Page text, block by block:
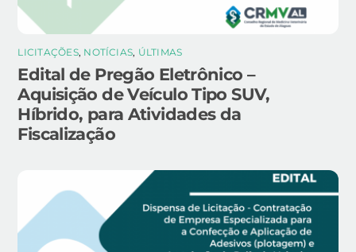
LICITAÇÕES, NOTÍCIAS, ÚLTIMAS
Edital de Pregão Eletrônico –
Aquisição de Veículo Tipo SUV,
Híbrido, para Atividades da
Fiscalização